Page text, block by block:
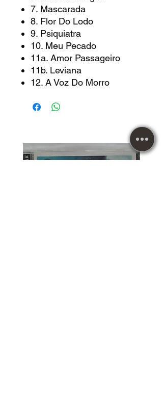
7. Mascarada
8. Flor Do Lodo
9. Psiquiatra
10. Meu Pecado
11a. Amor Passageiro
11b. Leviana
12. A Voz Do Morro